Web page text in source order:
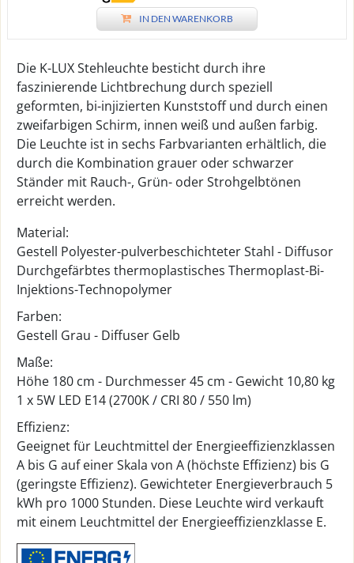
IN DEN WARENKORB
Die K-LUX Stehleuchte besticht durch ihre
faszinierende Lichtbrechung durch speziell
geformten, bi-injizierten Kunststoff und durch einen
zweifarbigen Schirm, innen weiß und außen farbig.
Die Leuchte ist in sechs Farbvarianten erhältlich, die
durch die Kombination grauer oder schwarzer
Ständer mit Rauch-, Grün- oder Strohgelbtönen
erreicht werden.
Material:
Gestell Polyester-pulverbeschichteter Stahl - Diffusor
Durchgefärbtes thermoplastisches Thermoplast-Bi-
Injektions-Technopolymer
Farben:
Gestell Grau - Diffuser Gelb
Maße:
Höhe 180 cm - Durchmesser 45 cm - Gewicht 10,80 kg
1 x 5W LED E14 (2700K / CRI 80 / 550 lm)
Effizienz:
Geeignet für Leuchtmittel der Energieeffizienzklassen
A bis G auf einer Skala von A (höchste Effizienz) bis G
(geringste Effizienz). Gewichteter Energieverbrauch 5
kWh pro 1000 Stunden. Diese Leuchte wird verkauft
mit einem Leuchtmittel der Energieeffizienzklasse E.